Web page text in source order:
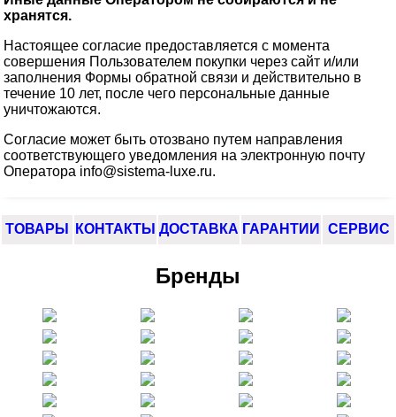
хранятся.
Настоящее согласие предоставляется с момента
совершения Пользователем покупки через сайт и/или
заполнения Формы обратной связи и действительно в
течение 10 лет, после чего персональные данные
уничтожаются.
Согласие может быть отозвано путем направления
соответствующего уведомления на электронную почту
Оператора info@sistema-luxe.ru.
ТОВАРЫ КОНТАКТЫ ДОСТАВКА ГАРАНТИИ СЕРВИС
Бренды